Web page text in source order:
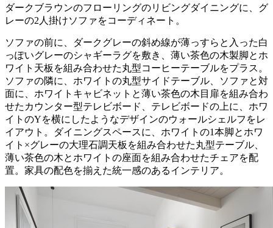
ダークブラウンのフローリングのリビングダイニングに、グ
レーの2人掛けソファをコーディネート。
ソファの前に、ダークグレーの斜め線が薄っすらと入った白
っぽいグレーのシャギーラグを敷き、薄い茶色の木製脚とホ
ワイト天板を組み合わせた丸型コーヒーテーブルをプラス。
ソファの隣に、ホワイトの丸型サイドテーブル、ソファと対
面に、ホワイトキャビネットと薄い茶色の木目扉を組み合わ
せたカウンター型テレビボード、テレビボードの上に、ホワ
イトのYを横にしたようなデザインのウォールシェルフをレ
イアウト。ダイニングスペースに、ホワイトの1本脚とホワ
イト×グレーの大理石調天板を組み合わせた丸型テーブル、
薄い茶色の木とホワイトの座面を組み合わせたチェアを配
置。家具の配色を揃えた統一感のあるインテリア。